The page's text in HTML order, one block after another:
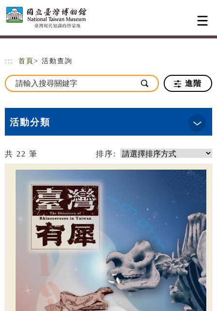
跳到主要內容
網站導覽
::: 首頁 > 活動查詢
進階
活動分類
共 22 筆 排序: